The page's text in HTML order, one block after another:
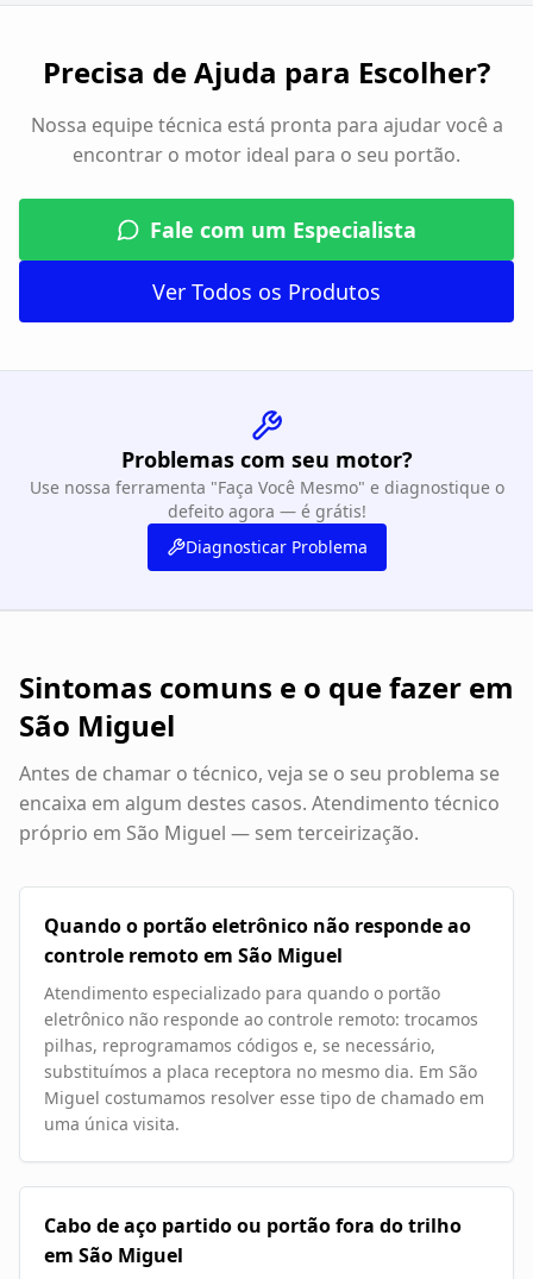
Precisa de Ajuda para Escolher?
Nossa equipe técnica está pronta para ajudar você a
encontrar o motor ideal para o seu portão.
Fale com um Especialista
Ver Todos os Produtos
Problemas com seu motor?
Use nossa ferramenta "Faça Você Mesmo" e diagnostique o
defeito agora — é grátis!
Diagnosticar Problema
Sintomas comuns e o que fazer em
São Miguel
Antes de chamar o técnico, veja se o seu problema se
encaixa em algum destes casos. Atendimento técnico
próprio em São Miguel — sem terceirização.
Quando o portão eletrônico não responde ao
controle remoto em São Miguel
Atendimento especializado para quando o portão
eletrônico não responde ao controle remoto: trocamos
pilhas, reprogramamos códigos e, se necessário,
substituímos a placa receptora no mesmo dia. Em São
Miguel costumamos resolver esse tipo de chamado em
uma única visita.
Cabo de aço partido ou portão fora do trilho
em São Miguel